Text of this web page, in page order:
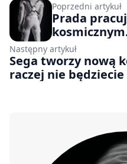
Poprzedni artykuł
Prada
kolejne
Artemis IV
Następny artykuł
Sega tworzy nową
raczej nie będziecie